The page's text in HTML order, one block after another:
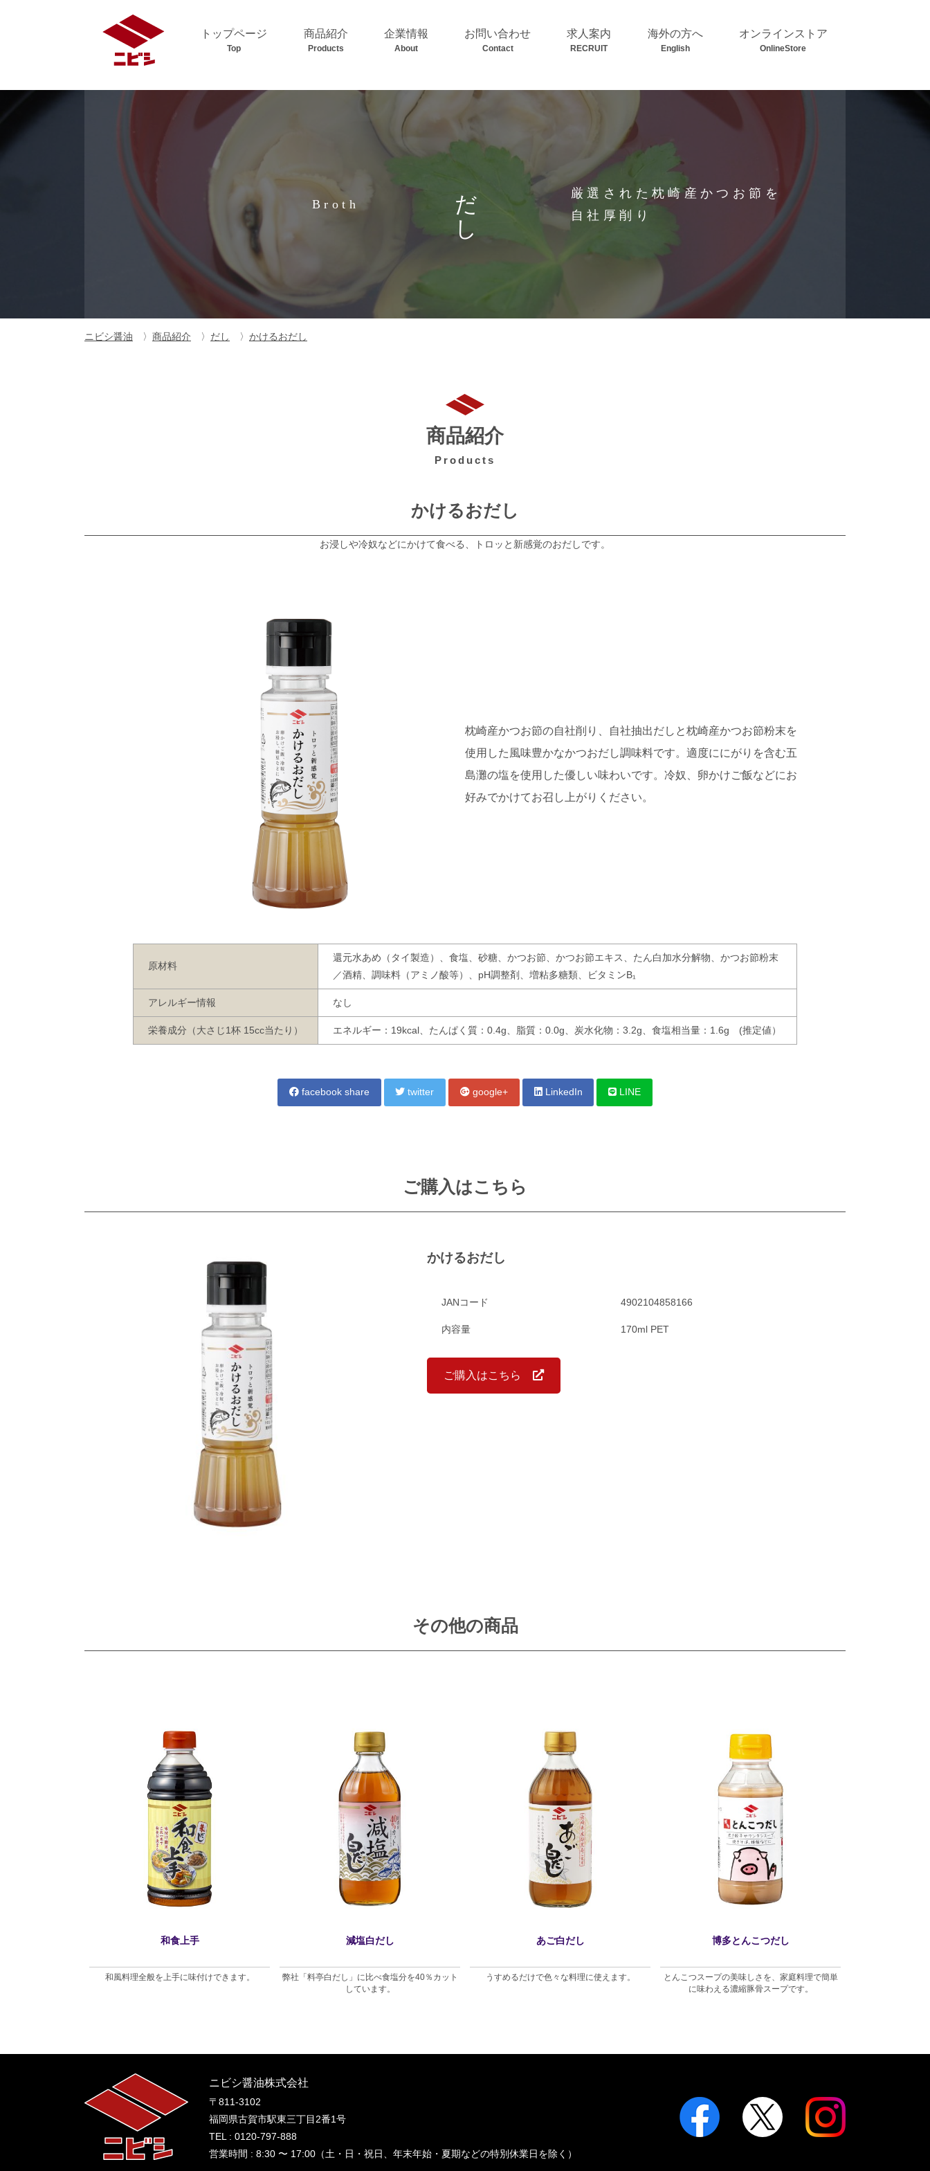
トップページ
Top
商品紹介
Products
企業情報
About
お問い合わせ
Contact
求人案内
RECRUIT
海外の方へ
English
オンラインストア
OnlineStore
だし
Broth
厳選された枕崎産かつお節を
自社厚削り
ニビシ醤油 商品紹介 だし かけるおだし
商品紹介
Products
かけるおだし
お浸しや冷奴などにかけて食べる、トロッと新感覚のおだしです。
枕崎産かつお節の自社削り、自社抽出だしと枕崎産かつお節粉末を
使用した風味豊かなかつおだし調味料です。適度ににがりを含む五
島灘の塩を使用した優しい味わいです。冷奴、卵かけご飯などにお
好みでかけてお召し上がりください。
原材料
還元水あめ（タイ製造）、食塩、砂糖、かつお節、かつお節エキス、たん白加水分解物、かつお節粉末
／酒精、調味料（アミノ酸等）、pH調整剤、増粘多糖類、ビタミンB₁
アレルギー情報 なし
栄養成分（大さじ1杯 15cc当たり） エネルギー：19kcal、たんぱく質：0.4g、脂質：0.0g、炭水化物：3.2g、食塩相当量：1.6g (推定値）
facebook share twitter google+ LinkedIn LINE
ご購入はこちら
かけるおだし
JANコード 4902104858166
内容量 170ml PET
ご購入はこちら
その他の商品
和食上手
和風料理全般を上手に味付けできます。
減塩白だし
弊社「料亭白だし」に比べ食塩分を40％カット
しています。
あご白だし
うすめるだけで色々な料理に使えます。
博多とんこつだし
とんこつスープの美味しさを、家庭料理で簡単
に味わえる濃縮豚骨スープです。
ニビシ醤油株式会社
〒811-3102
福岡県古賀市駅東三丁目2番1号
TEL : 0120-797-888
営業時間 : 8:30 〜 17:00（土・日・祝日、年末年始・夏期などの特別休業日を除く）